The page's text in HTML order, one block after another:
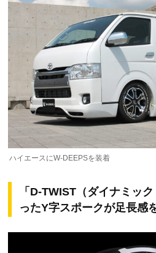
ハイエースにW-DEEPSを装着
「D-TWIST（ダイナミッ
ったY字スポークが足長感